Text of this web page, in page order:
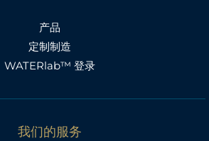
产品
定制制造
WATERlab™ 登录
我们的服务